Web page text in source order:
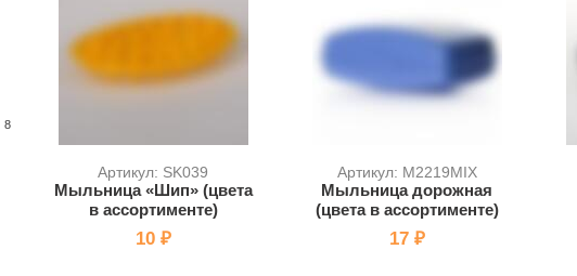
8
Артикул: SK039
Мыльница «Шип» (цвета
в ассортименте)
10 ₽
Артикул: M2219MIX
Мыльница дорожная
(цвета в ассортименте)
17 ₽